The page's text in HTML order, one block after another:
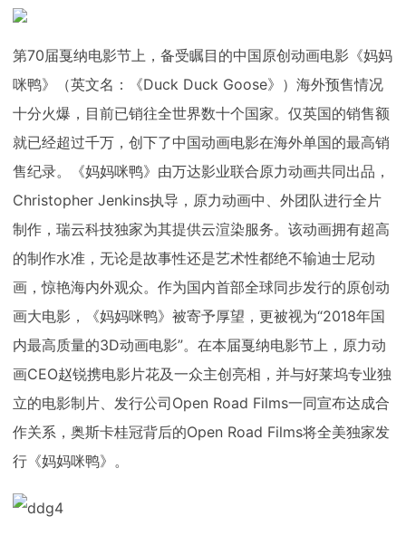
第70届戛纳电影节上，备受瞩目的中国原创动画电影《妈妈
咪鸭》（英文名：《Duck Duck Goose》）海外预售情况
十分火爆，目前已销往全世界数十个国家。仅英国的销售额
就已经超过千万，创下了中国动画电影在海外单国的最高销
售纪录。《妈妈咪鸭》由万达影业联合原力动画共同出品，
Christopher Jenkins执导，原力动画中、外团队进行全片
制作，瑞云科技独家为其提供云渲染服务。该动画拥有超高
的制作水准，无论是故事性还是艺术性都绝不输迪士尼动
画，惊艳海内外观众。作为国内首部全球同步发行的原创动
画大电影，《妈妈咪鸭》被寄予厚望，更被视为“2018年国
内最高质量的3D动画电影”。在本届戛纳电影节上，原力动
画CEO赵锐携电影片花及一众主创亮相，并与好莱坞专业独
立的电影制片、发行公司Open Road Films一同宣布达成合
作关系，奥斯卡桂冠背后的Open Road Films将全美独家发
行《妈妈咪鸭》。